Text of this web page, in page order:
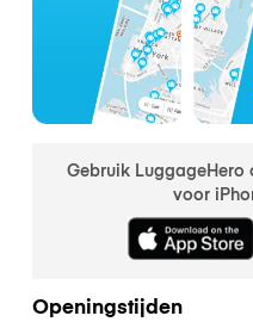
Gebruik
voor
Openingstijden